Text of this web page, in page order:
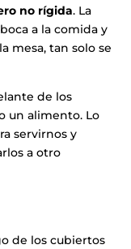
no rígida. La
a la comida y
mesa, tan solo se
de los
un alimento. Lo
servirnos y
a otro
de los cubiertos